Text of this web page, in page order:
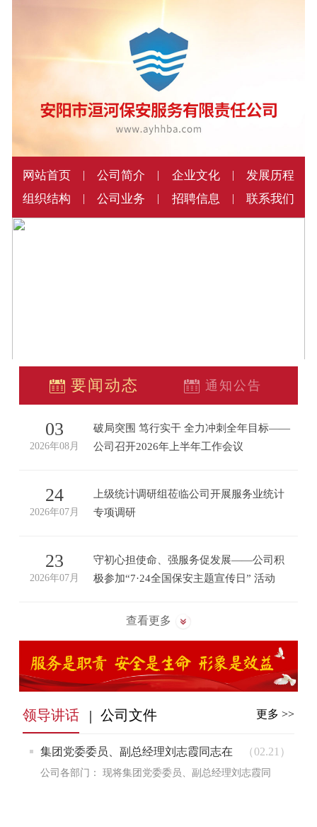
网站首页 | 公司简介 | 企业文化 |
发展历程
组织结构
| 公司业务 | 招聘信息 | 联系我们
要闻动态 通知公告
03
2026年08月
破局突围 笃行实干 全力冲刺全年目标——
公司召开2026年上半年工作会议
入查摆短板不足，安排部署...
24
2026年07月
上级统计调研组莅临公司开展服务业统计
专项调研
情况专项调研，北关区委常...
23
2026年07月
守初心担使命、强服务促发展——公司积
极参加“7·24全国保安主题宣传日” 活动
办、市保安协会承办的2026年“守初心担使
查看更多
领导讲话 公司文件 更多 >>
集团党委委员、副总经理刘志霞同志在
公司考核会议上的讲话
（02.21）
公司各部门： 现将集团党委委员、副总经理刘志霞同